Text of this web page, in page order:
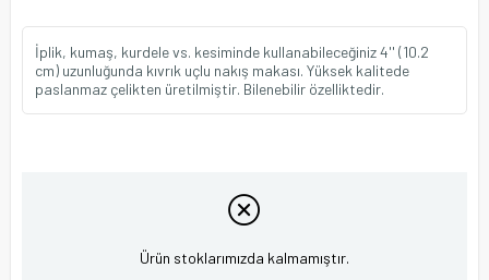
İplik, kumaş, kurdele vs. kesiminde kullanabileceğiniz 4'' (10.2
cm) uzunluğunda kıvrık uçlu nakış makası. Yüksek kalitede
paslanmaz çelikten üretilmiştir. Bilenebilir özelliktedir.
Ürün stoklarımızda kalmamıştır.